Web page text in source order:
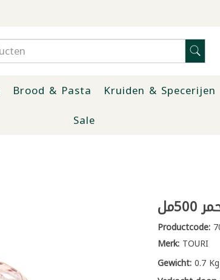
Brood & Pasta Kruiden & Specerijen
Sale
Productcode:
Merk:TOURI
Gewicht:0.7 Kg